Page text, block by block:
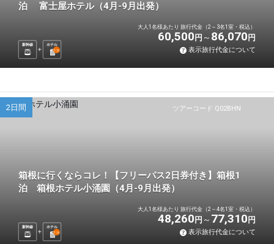
泊 富士屋ホテル（4月-9月出発）
新幹線
ホテル
1 泊
大人1名様あたり 旅行代金（2～3名1室・税込）
60,500 円 86,070 円
表示旅行代金について
ツアーコード Q02BHN
2日間
箱根に行くならコレ！【フリーパス2日券付き】箱根1
泊 箱根ホテル小涌園（4月-9月出発）
新幹線
ホテル
1 泊
大人1名様あたり 旅行代金（2～4名1室・税込）
48,260 円 77,310 円
表示旅行代金について